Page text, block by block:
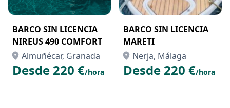
BARCO SIN LICENCIA
NIREUS 490 COMFORT
Almuñécar, Granada
Desde 220 €/hora
BARCO SIN LICENCIA
MARETI
Nerja, Málaga
Desde 220 €/hora